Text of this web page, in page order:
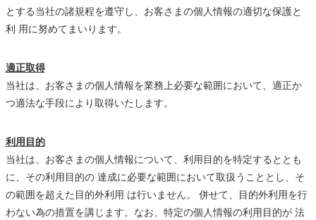
とする当社の諸規程を遵守し、お客さまの個人情報の適切な保護と
利 用に努めてまいります。
適正取得
当社は、お客さまの個人情報を業務上必要な範囲において、適正か
つ適法な手段により取得いたします。
利用目的
当社は、お客さまの個人情報について、利用目的を特定するととも
に、その利用目的の 達成に必要な範囲において取扱うこととし、そ
の範囲を超えた目的外利用 は行いません。 併せて、目的外利用を行
わない為の措置を講じます。なお、特定の個人情報の利用目的が 法